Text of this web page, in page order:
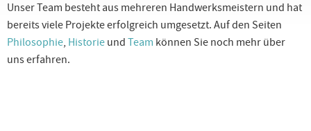
Unser Team besteht aus mehreren Handwerksmeistern und hat
bereits viele Projekte erfolgreich umgesetzt. Auf den Seiten
Philosophie, Historie und Team können Sie noch mehr über
uns erfahren.